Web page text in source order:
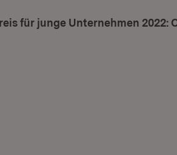
für junge Unternehmen 2022: